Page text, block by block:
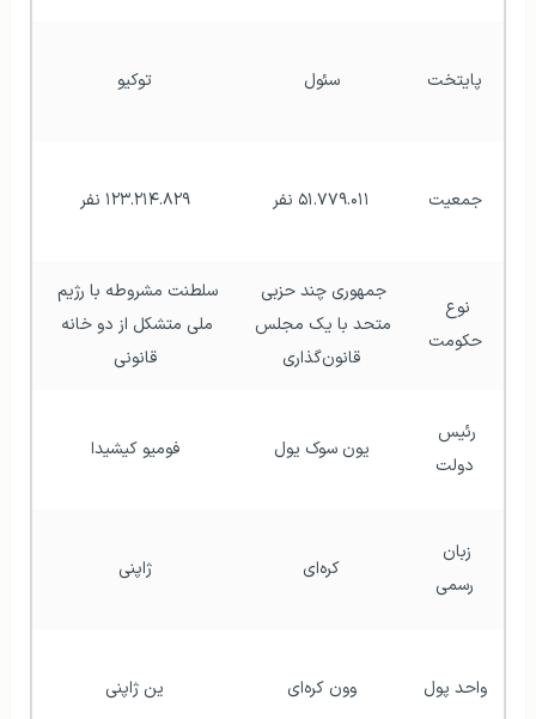
پایتخت سئول توکیو
جمعیت ۵۱.۷۷۹.۰۱۱ نفر ۱۲۳.۲۱۴.۸۲۹ نفر
حکومت
قانون‌گذاری
قانونی
دولت
یون سوک یول فومیو کیشیدا
رسمی
کره‌ای ژاپنی
واحد پول وون کره‌ای ین ژاپنی